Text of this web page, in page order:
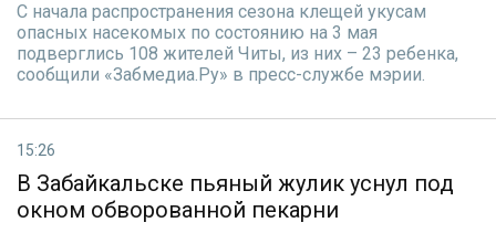
С начала распространения сезона клещей укусам
опасных насекомых по состоянию на 3 мая
подверглись 108 жителей Читы, из них – 23 ребенка,
сообщили «Забмедиа.Ру» в пресс-службе мэрии.
15:26
В Забайкальске пьяный жулик уснул под
окном обворованной пекарни